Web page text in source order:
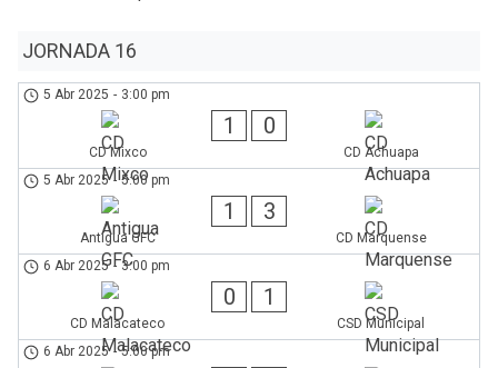
JORNADA 16
5 Abr 2025 - 3:00 pm
CD Mixco
1 0
CD Achuapa
5 Abr 2025 - 5:00 pm
Antigua GFC
1 3
CD Marquense
6 Abr 2025 - 3:00 pm
CD Malacateco
0 1
CSD Municipal
6 Abr 2025 - 5:00 pm